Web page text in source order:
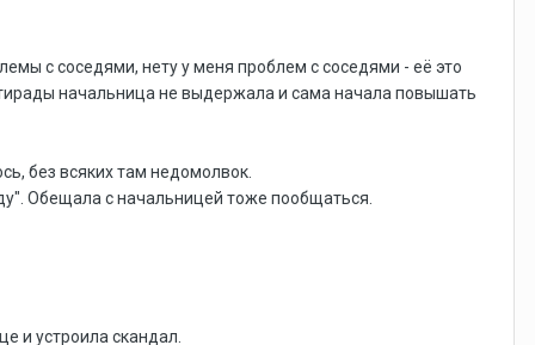
с соседями, нету у меня проблем с соседями - её это
начальница не выдержала и сама начала повышать
без всяких там недомолвок.
Обещала с начальницей тоже пообщаться.
и устроила скандал.